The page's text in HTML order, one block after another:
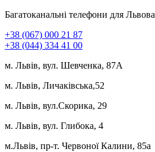
Багатоканальні телефони для Львова
+38 (067) 000 21 87
+38 (044) 334 41 00
м. Львів, вул. Шевченка, 87А
м. Львів, Личаківська,52
м. Львів, вул.Скорика, 29
м. Львів, вул. Глибока, 4
м.Львів, пр-т. Червоної Калини, 85а